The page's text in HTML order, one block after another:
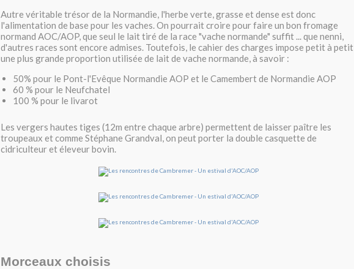
Autre véritable trésor de la Normandie, l'herbe verte, grasse et dense est donc
l'alimentation de base pour les vaches. On pourrait croire pour faire un bon fromage
normand AOC/AOP, que seul le lait tiré de la race "vache normande" suffit ... que nenni,
d'autres races sont encore admises. Toutefois, le cahier des charges impose petit à petit
une plus grande proportion utilisée de lait de vache normande, à savoir :
50% pour le Pont-l'Evêque Normandie AOP et le Camembert de Normandie AOP
60 % pour le Neufchatel
100 % pour le livarot
Les vergers hautes tiges (12m entre chaque arbre) permettent de laisser paître les
troupeaux et comme Stéphane Grandval, on peut porter la double casquette de
cidriculteur et éleveur bovin.
Morceaux choisis